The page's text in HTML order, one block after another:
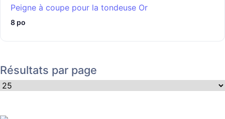
Peigne à coupe pour la tondeuse Or
8 po
Résultats par page